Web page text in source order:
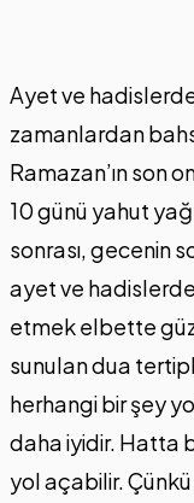
Ayet ve
zamanlardan
Ramazan’ın son
10 günü yahut
sonrası, gecenin
ayet ve
etmek elbette
sunulan dua
herhangi bir şey
daha iyidir. Hatta
yol açabilir.